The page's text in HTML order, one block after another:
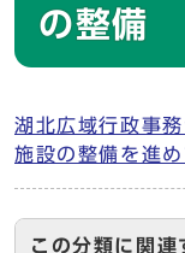
の整備
湖北広域行政事
施設の整備を進
この分類に関連